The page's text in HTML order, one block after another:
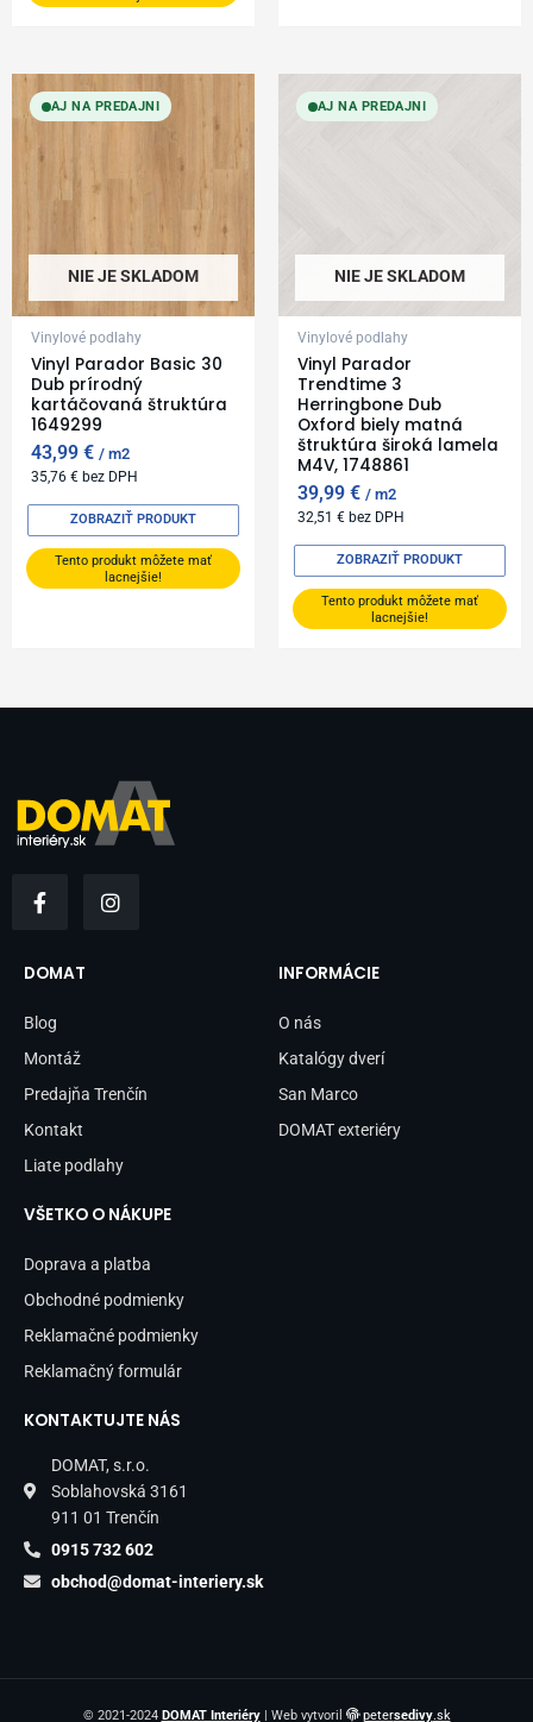
AJ NA PREDAJNI
NIE JE SKLADOM
Vinylové podlahy
Vinyl Parador Basic 30
Dub prírodný
kartáčovaná štruktúra
1649299
43,99€ m2
35,76€ bez DPH
Tento produkt môžete mať
lacnejšie!
ZOBRAZIŤ PRODUKT
AJ NA PREDAJNI
NIE JE SKLADOM
Vinylové podlahy
Vinyl Parador
Trendtime 3
Herringbone Dub
Oxford biely matná
štruktúra široká lamela
M4V, 1748861
39,99€ m2
32,51€ bez DPH
Tento produkt môžete mať
lacnejšie!
ZOBRAZIŤ PRODUKT
a
b
o
k
-
n
DOMAT
Blog
Montáž
Predajňa Trenčín
Kontakt
Liate podlahy
INFORMÁCIE
O nás
Katalógy dverí
San Marco
DOMAT exteriéry
VŠETKO O NÁKUPE
Doprava a platba
Obchodné podmienky
Reklamačné podmienky
Reklamačný formulár
KONTAKTUJTE NÁS
DOMAT, s.r.o.
Soblahovská 3161
911 01 Trenčín
0915 732 602
obchod@domat-interiery.sk
© 2021-2024 DOMAT Interiéry| Web vytvoril petersedivy.sk